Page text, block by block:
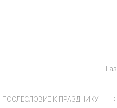
ПОСЛЕСЛОВИЕ К ПРАЗДНИКУ